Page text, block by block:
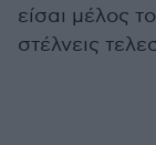
είσαι μέλος
στέλνεις